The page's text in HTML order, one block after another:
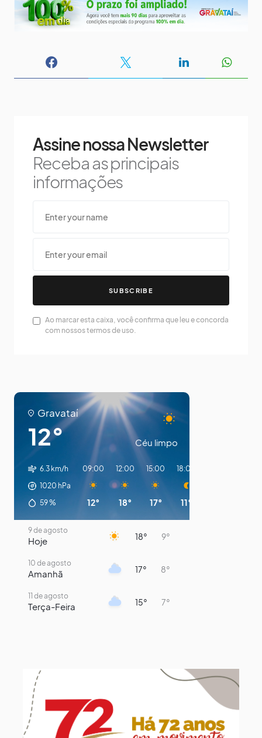
Assine nossa Newsletter
Receba as principais
informações
SUBSCRIBE
Ao marcar esta caixa, você confirma que leu e concorda
com nossos termos de uso.
Gravataí
12° Céu limpo
6.3 km/h
1020 hPa
59%
09:00
12°
12:00
18°
15:00
17°
18:00
11°
9 de agosto
Hoje 18° 9°
10 de agosto
Amanhã 17° 8°
11 de agosto
Terça-Feira 15° 7°
Quinta-Feira 13°
14 de agosto
Sexta-Feira
15 de agosto
21° 16°